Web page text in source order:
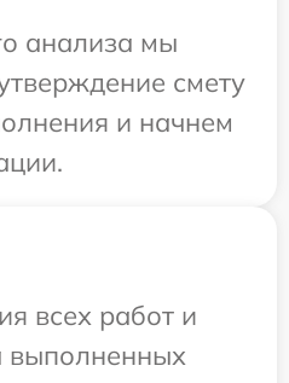
анализа мы
смету
и начнем
всех работ и
выполненных